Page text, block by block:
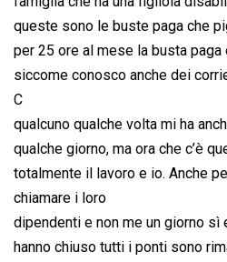
queste sono le buste paga che
per 25 ore al mese la busta
siccome conosco anche dei
C
qualcuno qualche volta mi ha
qualche giorno, ma ora che c’è
totalmente il lavoro e io. Anche
chiamare i loro
dipendenti e non me un giorno sì
hanno chiuso tutti i ponti sono